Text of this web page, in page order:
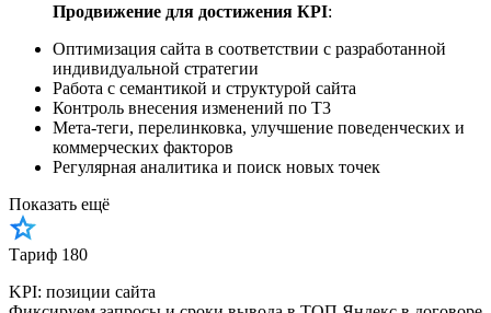
Продвижение для достижения КРІ:
Оптимизация сайта в соответствии с разработанной
индивидуальной стратегии
Работа с семантикой и структурой сайта
Контроль внесения изменений по Т3
Мета-теги, перелинковка, улучшение поведенческих и
коммерческих факторов
Регулярная аналитика и поиск новых точек
Показать ещё
Тариф 180
KPI: позиции сайта